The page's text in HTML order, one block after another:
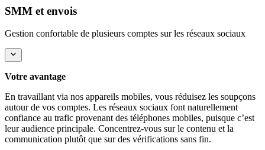
SMM et envois
Gestion confortable de plusieurs comptes sur les réseaux sociaux
Votre avantage
En travaillant via nos appareils mobiles, vous réduisez les soupçons
autour de vos comptes. Les réseaux sociaux font naturellement
confiance au trafic provenant des téléphones mobiles, puisque c’est
leur audience principale. Concentrez-vous sur le contenu et la
communication plutôt que sur des vérifications sans fin.